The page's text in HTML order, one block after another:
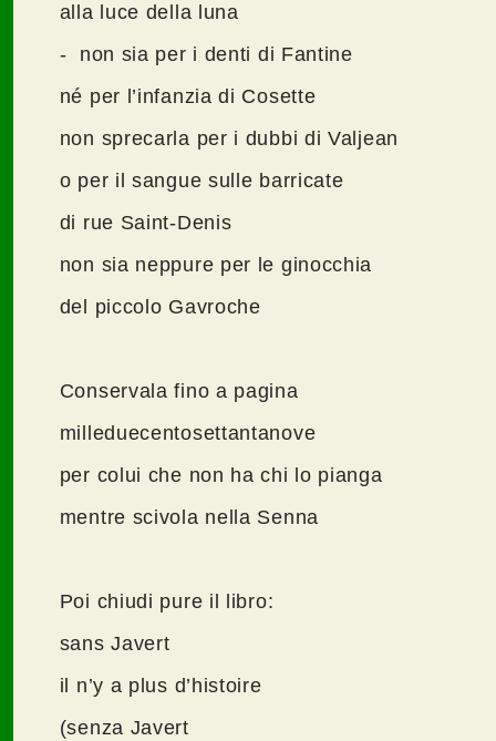
alla luce della luna
- non sia per i denti di Fantine
né per l’infanzia di Cosette
non sprecarla per i dubbi di Valjean
o per il sangue sulle barricate
di rue Saint-Denis
non sia neppure per le ginocchia
del piccolo Gavroche
Conservala fino a pagina
milleduecentosettantanove
per colui che non ha chi lo pianga
mentre scivola nella Senna
Poi chiudi pure il libro:
sans Javert
il n’y a plus d’histoire
(senza Javert